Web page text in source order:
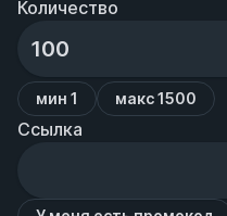
Количество
мин 1 макс 1500
Ссылка